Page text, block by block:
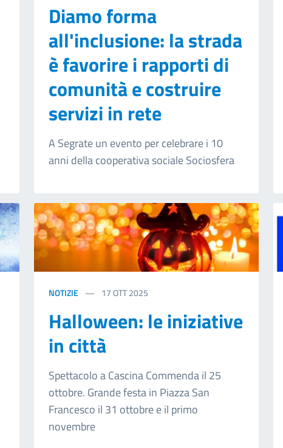
Diamo forma
all'inclusione: la strada
è favorire i rapporti di
comunità e costruire
servizi in rete
A Segrate un evento per celebrare i 10
anni della cooperativa sociale Sociosfera
NOTIZIE 17OTT 2025
Halloween: le iniziative
in città
Spettacolo a Cascina Commenda il 25
ottobre. Grande festa in Piazza San
Francesco il 31 ottobre e il primo
novembre